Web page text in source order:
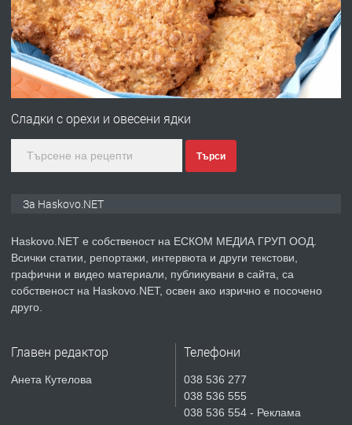
преди 2 дни
ПРЕДЛАГА
№4120 Магазин/Офис под наем в кв.
градската градина!
преди 3 дни
ПРЕДЛАГА
Продавам парцел в гр. Хасково кв.
СГЛОБЯВАНЕ НА МЕБЕЛИ.
Сладки с орехи и овесени ядки
Търси
За Haskovo.NET
Haskovo.NET е собственост на ЕСКОМ МЕДИА ГРУП ООД.
Всички статии, репортажи, интервюта и други текстови,
графични и видео материали, публикувани в сайта, са
собственост на Haskovo.NET, освен ако изрично е посочено
друго.
Главен редактор
Анета Кутелова
Телефони
038 536 277
038 536 555
038 536 554 - Реклама